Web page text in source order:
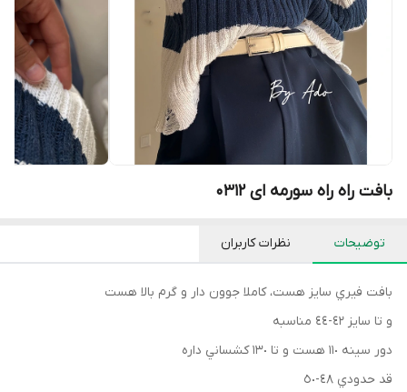
بافت راه راه سورمه ای 0312
توضیحات نظرات کاربران
بافت فيري سايز هست، كاملا جوون دار و گرم بالا هست
و تا سايز ٤٢-٤٤ مناسبه
دور سينه ١١٠ هست و تا ١٣٠ كشساني داره
قد حدودي ٤٨-٥٠